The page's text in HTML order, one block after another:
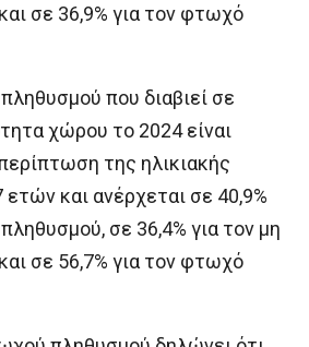
σε 36,9% για τον φτωχό
που διαβιεί σε
χώρου το 2024 είναι
της ηλικιακής
και ανέρχεται σε 40,9%
σε 36,4% για τον μη
σε 56,7% για τον φτωχό